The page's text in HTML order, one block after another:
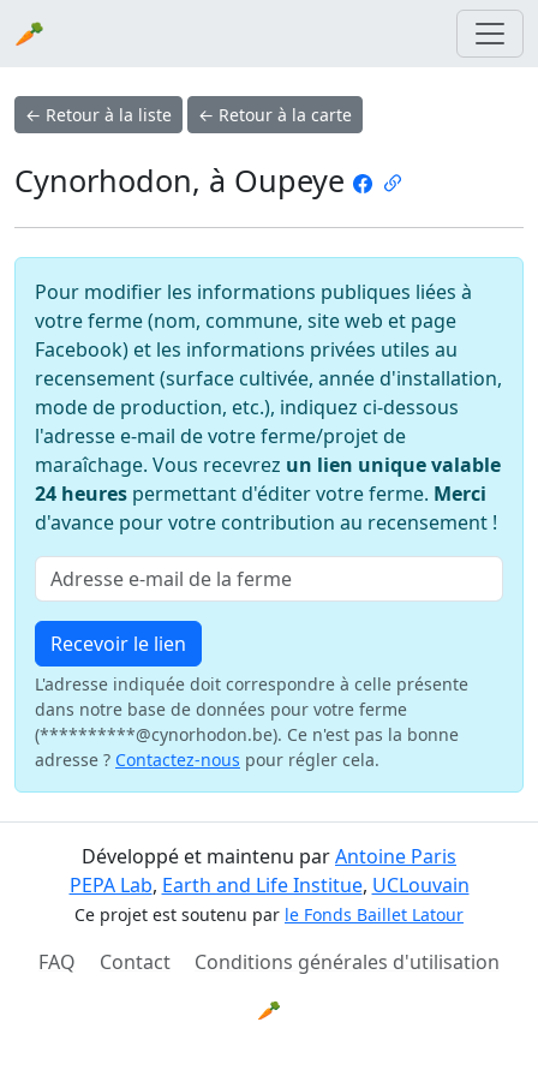
🥕
← Retour à la liste ← Retour à la carte
Cynorhodon, à Oupeye
Pour modifier les informations publiques liées à
votre ferme (nom, commune, site web et page
Facebook) et les informations privées utiles au
recensement (surface cultivée, année d'installation,
mode de production, etc.), indiquez ci-dessous
l'adresse e-mail de votre ferme/projet de
maraîchage. Vous recevrez un lien unique valable
24 heures permettant d'éditer votre ferme. Merci
d'avance pour votre contribution au recensement !
Recevoir le lien
L'adresse indiquée doit correspondre à celle présente
dans notre base de données pour votre ferme
(**********@cynorhodon.be). Ce n'est pas la bonne
adresse ? Contactez-nous pour régler cela.
Développé et maintenu parAntoine Paris
PEPA Lab, Earth and Life Institue, UCLouvain
Ce projet est soutenu par le Fonds Baillet Latour
FAQ Contact
Conditions générales d'utilisation
🥕